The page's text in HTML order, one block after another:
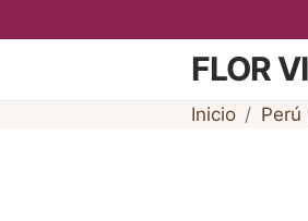
FLOR
Inicio Perú